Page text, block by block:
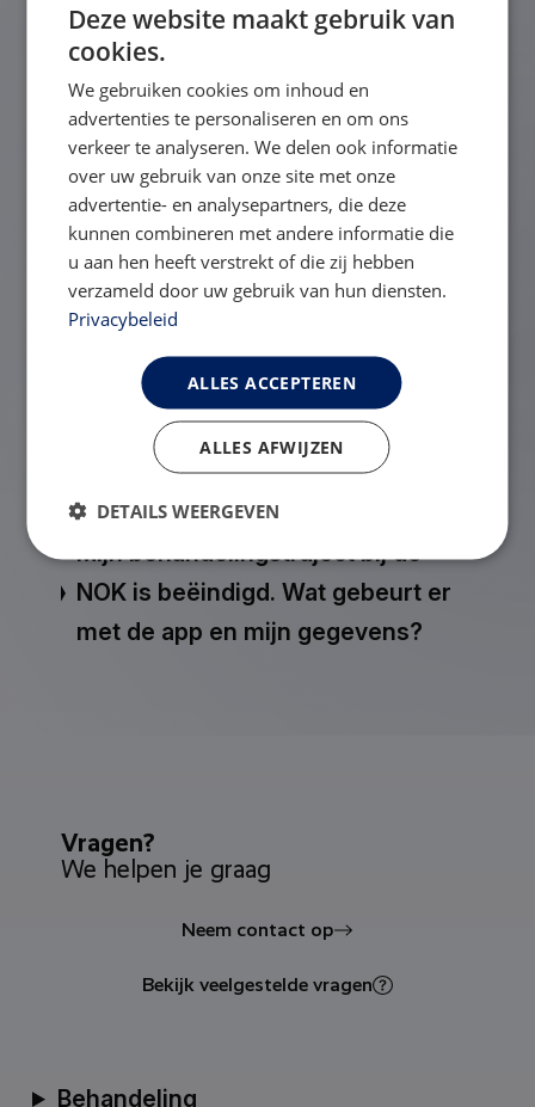
Gerelateerde vragen
Hoe kan ik mijn stappenteller van
mijn telefoon koppelen aan de
Een functionaliteit werkt niet
zoals het hoort.
Ik heb geen inloggegevens
Mijn behandelingstraject bij de
NOK is beëindigd. Wat gebeurt er
met de app en mijn gegevens?
Vragen?
We helpen je graag
Neem contact op
Bekijk veelgestelde vragen
Behandeling
Deze website maakt gebruik van
cookies.
We gebruiken cookies om inhoud en
advertenties te personaliseren en om ons
verkeer te analyseren. We delen ook informatie
over uw gebruik van onze site met onze
advertentie- en analysepartners, die deze
kunnen combineren met andere informatie die
u aan hen heeft verstrekt of die zij hebben
verzameld door uw gebruik van hun diensten.
Privacybeleid
ALLES ACCEPTEREN
ALLES AFWIJZEN
DETAILS WEERGEVEN